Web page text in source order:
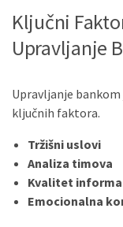
Ključni
Upravljanje
Upravljanje
ključnih faktora.
Tržišni uslovi
Analiza timova
Kvalitet
Emocionalna